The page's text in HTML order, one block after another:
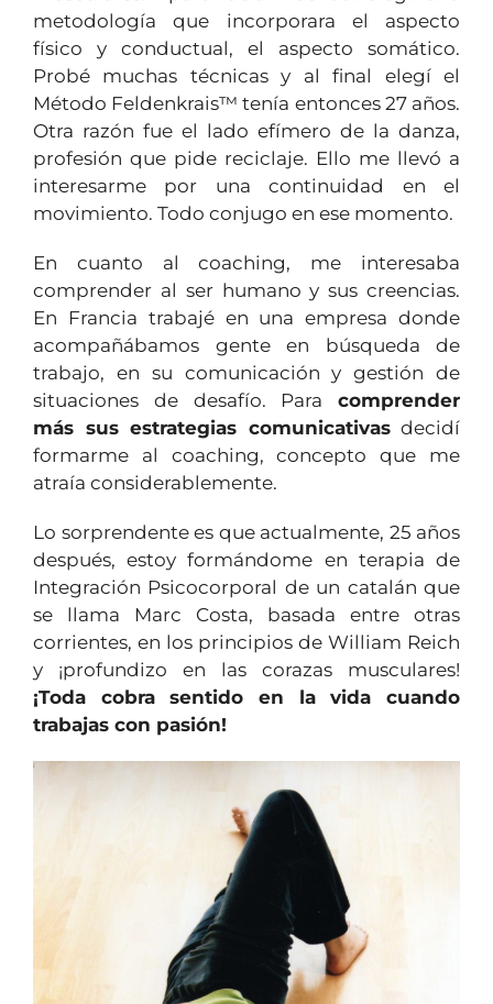
metodología que incorporara el aspecto
físico y conductual, el aspecto somático.
Probé muchas técnicas y al final elegí el
Método Feldenkrais™ tenía entonces 27 años.
Otra razón fue el lado efímero de la danza,
profesión que pide reciclaje. Ello me llevó a
interesarme por una continuidad en el
movimiento. Todo conjugo en ese momento.
En cuanto al coaching, me interesaba
comprender al ser humano y sus creencias.
En Francia trabajé en una empresa donde
acompañábamos gente en búsqueda de
trabajo, en su comunicación y gestión de
situaciones de desafío. Para comprender
más sus estrategias comunicativasdecidí
formarme al coaching, concepto que me
atraía considerablemente.
Lo sorprendente es que actualmente, 25 años
después, estoy formándome en terapia de
Integración Psicocorporal de un catalán que
se llama Marc Costa, basada entre otras
corrientes, en los principios de William Reich
y ¡profundizo en las corazas musculares!
¡Toda cobra sentido en la vida cuando
trabajas con pasión!